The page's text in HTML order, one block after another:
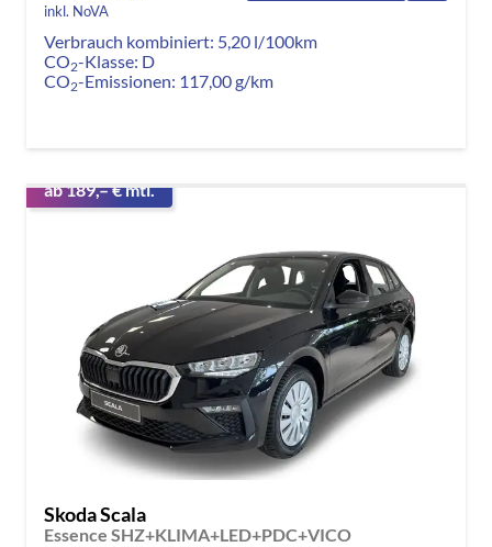
inkl. NoVA
Verbrauch kombiniert: 5,20 l/100km
CO2-Klasse: D
CO2-Emissionen: 117,00 g/km
ab 189,– € mtl.
Skoda Scala
Essence SHZ+KLIMA+LED+PDC+VICO